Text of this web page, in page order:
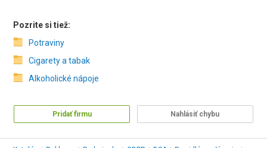
Pozrite si tiež:
Potraviny
Cigarety a tabak
Alkoholické nápoje
Pridať firmu Nahlásiť chybu